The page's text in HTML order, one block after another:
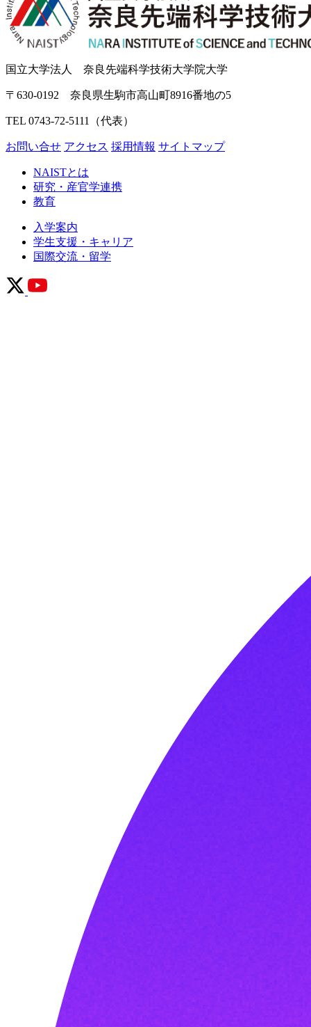
国立大学法人 奈良先端科学技術大学院大学
〒630-0192 奈良県生駒市高山町8916番地の5
TEL 0743-72-5111（代表）
お問い合せ アクセス 採用情報 サイトマップ
NAISTとは
研究・産官学連携
教育
入学案内
学生支援・キャリア
国際交流・留学